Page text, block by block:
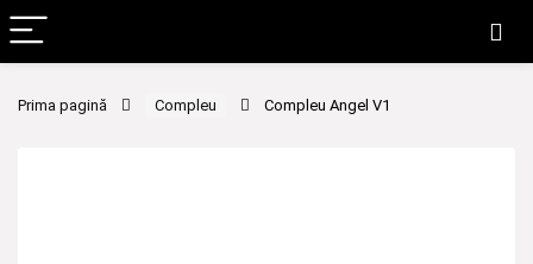
Prima pagină Compleu Compleu Angel V1